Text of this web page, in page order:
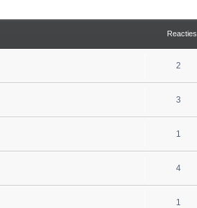
Reacties
2
3
1
4
1